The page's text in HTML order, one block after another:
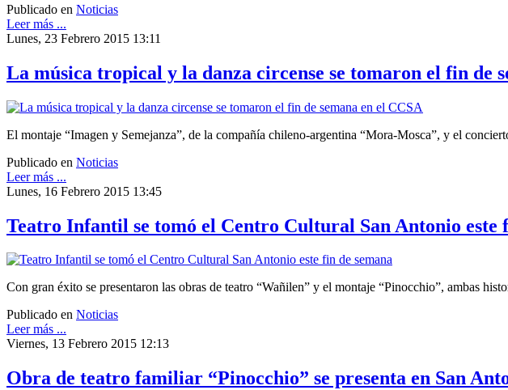
Publicado en Noticias
Leer más ...
Lunes, 23 Febrero 2015 13:11
La música tropical y la danza circense se tomaron el fin de
El montaje “Imagen y Semejanza”, de la compañía chileno-argentina “Mora-Mosca”, y el
Publicado en Noticias
Leer más ...
Lunes, 16 Febrero 2015 13:45
Teatro Infantil se tomó el Centro Cultural San Antonio este
Con gran éxito se presentaron las obras de teatro “Wañilen” y el montaje “Pinocchio”, ambas
Publicado en Noticias
Leer más ...
Viernes, 13 Febrero 2015 12:13
Obra de teatro familiar “Pinocchio” se presenta en San